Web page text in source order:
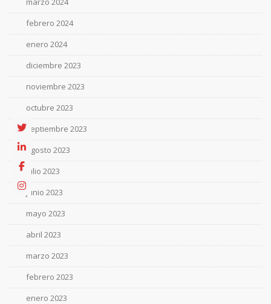
febrero 2024
enero 2024
diciembre 2023
noviembre 2023
octubre 2023
septiembre 2023
agosto 2023
julio 2023
junio 2023
mayo 2023
abril 2023
marzo 2023
febrero 2023
enero 2023